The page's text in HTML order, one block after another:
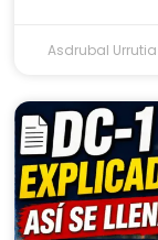
Asdrubal Urrutia